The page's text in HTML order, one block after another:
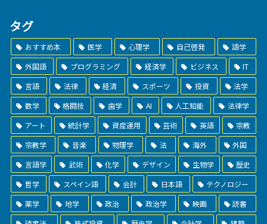
タグ
おすすめ本 医学 心理学 自己啓発
語学
外国語
プログラミング 経済学 ビジネス
IT
言語
法律 経済 スポーツ 投資
法学
数学
格闘技 歯学 AI 人工知能
法律学
アート
統計学 資産運用 芸術 英語
宗教
宗教学
音楽 物理学 法 海外
外国
言語学
武術 化学 デザイン 生物学
歴史
哲学
スペイン語 会計 日本語
テクノロジー
薬学
地学 政治 政治学 映画
読書